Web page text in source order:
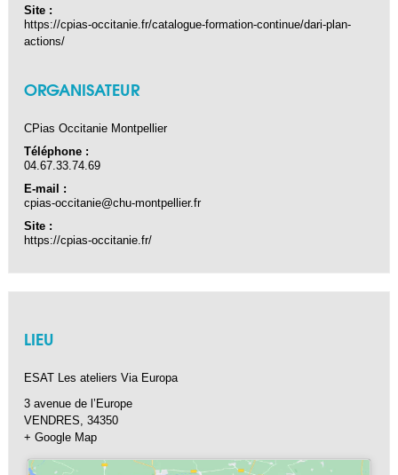
Site :
https://cpias-occitanie.fr/catalogue-formation-continue/dari-plan-
actions/
ORGANISATEUR
CPias Occitanie Montpellier
Téléphone :
04.67.33.74.69
E-mail :
cpias-occitanie@chu-montpellier.fr
Site :
https://cpias-occitanie.fr/
LIEU
ESAT Les ateliers Via Europa
3 avenue de l’Europe
VENDRES
34350
+ Google Map